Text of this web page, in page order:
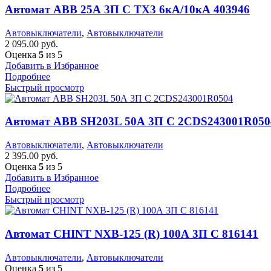
Автомат ABB 25А 3П С TX3 6кА/10кА 403946
Автовыключатели, Автовыключатели
2 095.00 руб.
Оценка 5 из 5
Добавить в Избранное
Подробнее
Быстрый просмотр
Автомат ABB SH203L 50А 3П С
Автовыключатели, Автовыключатели
2 395.00 руб.
Оценка 5 из 5
Добавить в Избранное
Подробнее
Быстрый просмотр
Автомат CHINT NXB-125 (R) 100А 3П C 816141
Автовыключатели, Автовыключатели
Оценка 5 из 5